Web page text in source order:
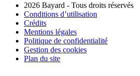
2026 Bayard - Tous droits réservés
Conditions d’utilisation
Crédits
Mentions légales
Politique de confidentialité
Gestion des cookies
Plan du site